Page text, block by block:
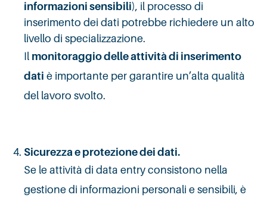
informazioni sensibili), il processo di
inserimento dei dati potrebbe richiedere un alto
livello di specializzazione.
Il monitoraggio delle attività di inserimento
dati è importante per garantire un’alta qualità
del lavoro svolto.
Sicurezza e protezione dei dati.
Se le attività di data entry consistono nella
gestione di informazioni personali e sensibili, è